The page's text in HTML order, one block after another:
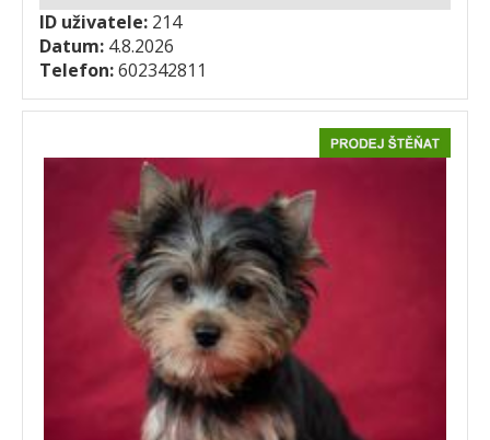
ID uživatele: 214
Datum: 4.8.2026
Telefon:602342811